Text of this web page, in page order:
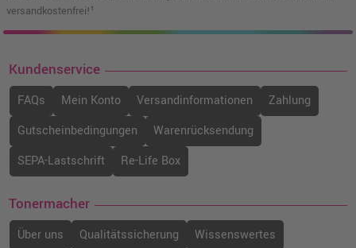
versandkostenfrei!¹
Kundenservice
FAQs Mein Konto Versandinformationen
Zahlung
Gutscheinbedingungen
Warenrücksendung
SEPA-Lastschrift
Re-Life Box
Tonermacher
Über uns Qualitätssicherung
Wissenswertes